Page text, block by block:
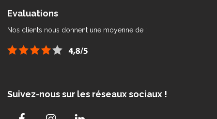
Evaluations
Nos clients nous donnent une moyenne de :
Suivez-nous sur les réseaux sociaux !